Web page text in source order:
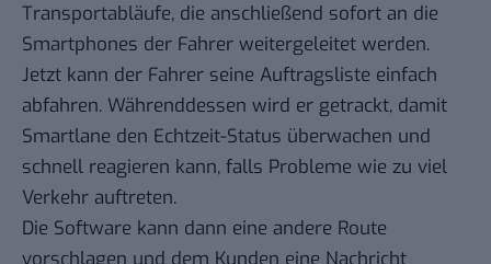
Transportabläufe, die anschließend sofort an die
Smartphones der Fahrer weitergeleitet werden.
Jetzt kann der Fahrer seine Auftragsliste einfach
abfahren. Währenddessen wird er getrackt, damit
Smartlane den Echtzeit-Status überwachen und
schnell reagieren kann, falls Probleme wie zu viel
Verkehr auftreten.
Die Software kann dann eine andere Route